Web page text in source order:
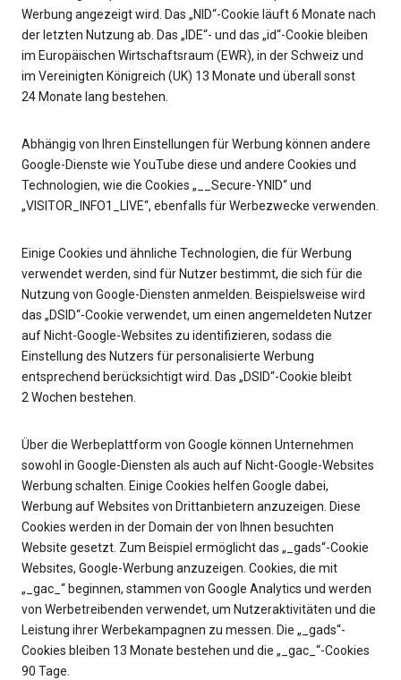
Werbung angezeigt wird. Das „NID“-Cookie läuft 6 Monate nach
der letzten Nutzung ab. Das „IDE“- und das „id“-Cookie bleiben
im Europäischen Wirtschaftsraum (EWR), in der Schweiz und
im Vereinigten Königreich (UK) 13 Monate und überall sonst
24 Monate lang bestehen.
Abhängig von Ihren Einstellungen für Werbung können andere
Google-Dienste wie YouTube diese und andere Cookies und
Technologien, wie die Cookies „__Secure-YNID“ und
„VISITOR_INFO1_LIVE“, ebenfalls für Werbezwecke verwenden.
Einige Cookies und ähnliche Technologien, die für Werbung
verwendet werden, sind für Nutzer bestimmt, die sich für die
Nutzung von Google-Diensten anmelden. Beispielsweise wird
das „DSID“-Cookie verwendet, um einen angemeldeten Nutzer
auf Nicht-Google-Websites zu identifizieren, sodass die
Einstellung des Nutzers für personalisierte Werbung
entsprechend berücksichtigt wird. Das „DSID“-Cookie bleibt
2 Wochen bestehen.
Über die Werbeplattform von Google können Unternehmen
sowohl in Google-Diensten als auch auf Nicht-Google-Websites
Werbung schalten. Einige Cookies helfen Google dabei,
Werbung auf Websites von Drittanbietern anzuzeigen. Diese
Cookies werden in der Domain der von Ihnen besuchten
Website gesetzt. Zum Beispiel ermöglicht das „_gads“-Cookie
Websites, Google-Werbung anzuzeigen. Cookies, die mit
„_gac_“ beginnen, stammen von Google Analytics und werden
von Werbetreibenden verwendet, um Nutzeraktivitäten und die
Leistung ihrer Werbekampagnen zu messen. Die „_gads“-
Cookies bleiben 13 Monate bestehen und die „_gac_“-Cookies
90 Tage.